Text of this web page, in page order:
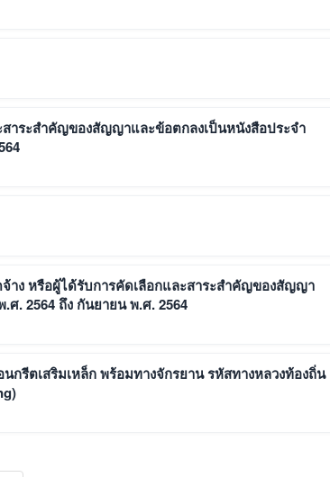
าระสำคัญของสัญญาและข้อตกลงเป็นหนังสือประจำ
าง หรือผู้ได้รับการคัดเลือกและสาระสำคัญของสัญญา
. 2564 ถึง กันยายน พ.ศ. 2564
กรีตเสริมเหล็ก พร้อมทางจักรยาน รหัสทางหลวงท้องถิ่น